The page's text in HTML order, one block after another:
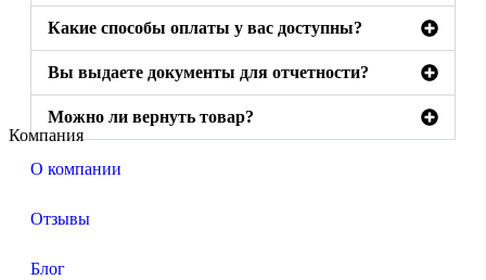
Какие способы оплаты у вас доступны?
Вы выдаете документы для отчетности?
Можно ли вернуть товар?
Компания
О компании
Отзывы
Блог